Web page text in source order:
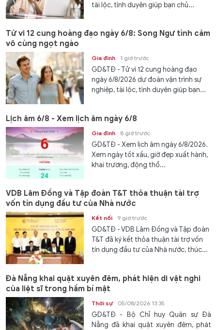
tài lộc, tình duyên giúp bạn chủ...
Tử vi 12 cung hoàng đạo ngày 6/8: Song Ngư tình cảm
vô cùng ngọt ngào
Gia đình 1 giờ trước
GD&TĐ - Tử vi 12 cung hoàng đạo
ngày 6/8/2026 dự đoán vận trình sự
nghiệp, tài lộc, tình duyên giúp bạn...
Lịch âm 6/8 - Xem lịch âm ngày 6/8
Gia đình 8 giờ trước
GD&TĐ - Xem lịch âm ngày 6/8/2026.
Xem ngày tốt xấu, giờ đẹp xuất hành,
khai trương, động thổ...
VDB Lâm Đồng và Tập đoàn T&T thỏa thuận tài trợ
vốn tín dụng đầu tư của Nhà nước
Kết nối 9 giờ trước
GD&TĐ - VDB Lâm Đồng và Tập đoàn
T&T đã ký kết thỏa thuận tài trợ vốn
tín dụng đầu tư của Nhà nước, thúc...
Đà Nẵng khai quật xuyên đêm, phát hiện di vật nghi
của liệt sĩ trong hầm bí mật
Thời sự 05/08/2026 13:35
GD&TĐ - Bộ Chỉ huy Quân sự Đà
Nẵng đã khai quật xuyên đêm, phát